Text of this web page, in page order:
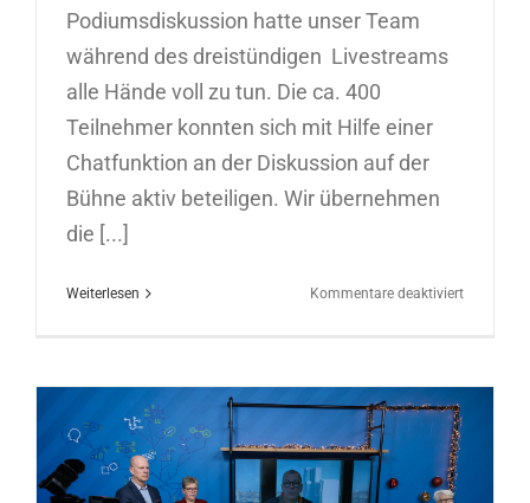
Podiumsdiskussion hatte unser Team
während des dreistündigen Livestreams
alle Hände voll zu tun. Die ca. 400
Teilnehmer konnten sich mit Hilfe einer
Chatfunktion an der Diskussion auf der
Bühne aktiv beteiligen. Wir übernehmen
die [...]
Weiterlesen Kommentare deaktiviertfür
Union